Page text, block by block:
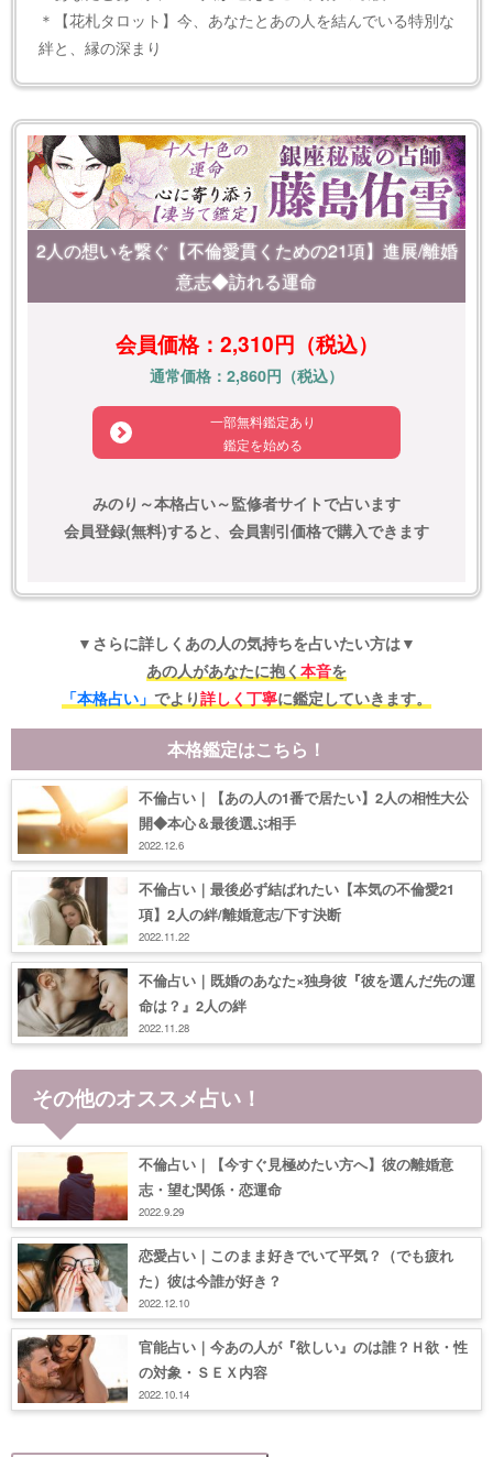
＊【花札タロット】今、あなたとあの人を結んでいる特別な
絆と、縁の深まり
2人の想いを繋ぐ【不倫愛貫くための21項】進展/離婚
意志◆訪れる運命
会員価格：2,310円（税込）
通常価格：2,860円（税込）
一部無料鑑定あり
鑑定を始める
みのり～本格占い～監修者サイトで占います
会員登録(無料)すると、会員割引価格で購入できます
▼さらに詳しくあの人の気持ちを占いたい方は▼
あの人があなたに抱く 本音を
「本格占い」 でより詳しく丁寧に鑑定していきます。
本格鑑定はこちら！
不倫占い｜【あの人の1番で居たい】2人の相性大公
開◆本心＆最後選ぶ相手
2022.12.6
不倫占い｜最後必ず結ばれたい【本気の不倫愛21
項】2人の絆/離婚意志/下す決断
2022.11.22
不倫占い｜既婚のあなた×独身彼『彼を選んだ先の運
命は？』2人の絆
2022.11.28
その他のオススメ占い！
不倫占い｜【今すぐ見極めたい方へ】彼の離婚意
志・望む関係・恋運命
2022.9.29
恋愛占い｜このまま好きでいて平気？（でも疲れ
た）彼は今誰が好き？
2022.12.10
官能占い｜今あの人が『欲しい』のは誰？Ｈ欲・性
の対象・ＳＥＸ内容
2022.10.14